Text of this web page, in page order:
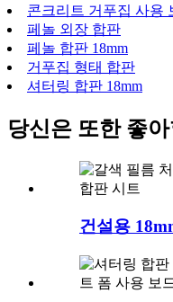
콘크리트 거푸집 사용
페놀 외장 합판
페놀 합판 18mm
거푸집 형태 합판
셔터링 합판 18mm
당신은 또한 좋
건설용